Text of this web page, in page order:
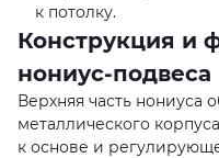
к потолку.
Конструкция и
нониус-подвеса
Верхняя часть нониуса
металлического
к основе и